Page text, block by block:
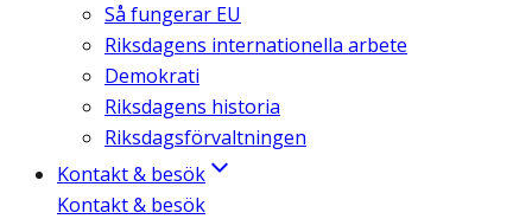
Så fungerar EU
Riksdagens internationella arbete
Demokrati
Riksdagens historia
Riksdagsförvaltningen
Kontakt & besök
Kontakt & besök